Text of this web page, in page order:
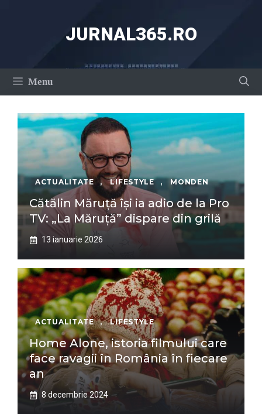
JURNAL365.RO
Menu
ACTUALITATE , LIFESTYLE , MONDEN
Cătălin Măruță își ia adio de la Pro
TV: „La Măruță” dispare din grilă
13 ianuarie 2026
ACTUALITATE , LIFESTYLE
Home Alone, istoria filmului care
face ravagii în România în fiecare
an
8 decembrie 2024